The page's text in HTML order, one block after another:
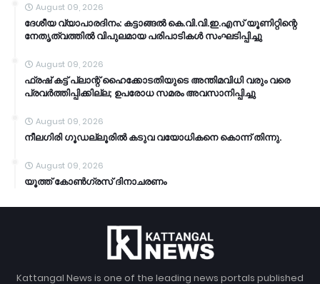
August 09, 2026
ദേശീയ വ്യാപാരദിനം: കട്ടാങ്ങൽ കെ.വി.വി.ഇ.എസ് യൂണിറ്റിന്റെ
നേതൃത്വത്തിൽ വിപുലമായ പരിപാടികൾ സംഘടിപ്പിച്ചു
August 09, 2026
ഫ്രഷ് കട്ട് പ്ലാന്റ് ഹൈക്കോടതിയുടെ അന്തിമവിധി വരും വരെ
പ്രവർത്തിപ്പിക്കില്ല; ഉപരോധ സമരം അവസാനിപ്പിച്ചു
August 09, 2026
നീലഗിരി ഗൂഡല്ലൂരിൽ കടുവ വയോധികനെ കൊന്ന് തിന്നു.
August 09, 2026
യൂത്ത് കോൺഗ്രസ് ദിനാചരണം
Kattangal News is one of the leading news portals published